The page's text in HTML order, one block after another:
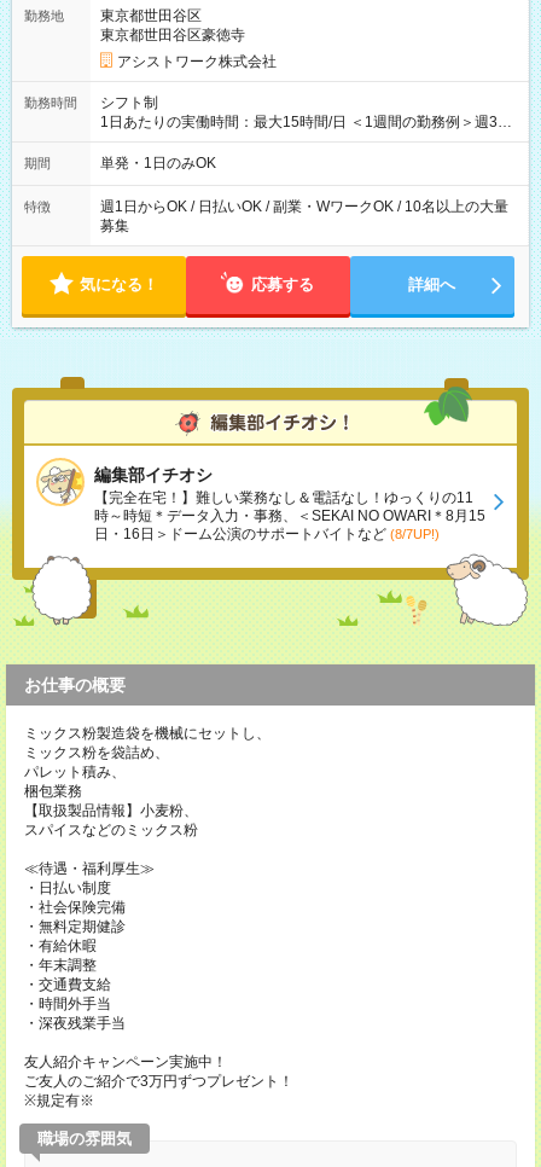
勤務地
東京都世田谷区
東京都世田谷区豪徳寺
アシストワーク株式会社
勤務時間
シフト制
1日あたりの実働時間：最大15時間/日 ＜1週間の勤務例＞週3回
勤務 勤務：月・水・金 休み：火・木・土・日 好きな時にお仕事
可能です！ ※1日あたりの最大実働時間は日勤、夜勤共に勤務し
期間 単発・1日のみOK
特徴
週1日からOK / 日払いOK / 副業・WワークOK / 10名以上の大量
募集
気になる！ 応募する 詳細へ
編集部イチオシ
【完全在宅！】難しい業務なし＆電話なし！ゆっくりの11
時～時短＊データ入力・事務、＜SEKAI NO OWARI＊8月15
日・16日＞ドーム公演のサポートバイトなど (8/7UP!)
お仕事の概要
ミックス粉製造袋を機械にセットし、
ミックス粉を袋詰め、
パレット積み、
梱包業務
【取扱製品情報】小麦粉、
スパイスなどのミックス粉
≪待遇・福利厚生≫
・日払い制度
・社会保険完備
・無料定期健診
・有給休暇
・年末調整
・交通費支給
・時間外手当
・深夜残業手当
友人紹介キャンペーン実施中！
ご友人のご紹介で3万円ずつプレゼント！
※規定有※
職場の雰囲気